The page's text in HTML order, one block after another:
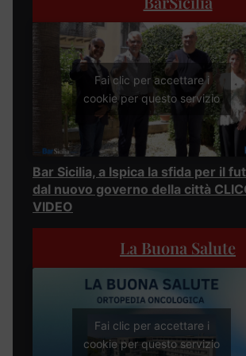
Fai clic per accettare i
cookie per questo servizio
Bar Sicilia, a Ispica la sfida per il
dal nuovo governo della città
VIDEO
La Buona Salute
Fai clic per accettare i
cookie per questo servizio